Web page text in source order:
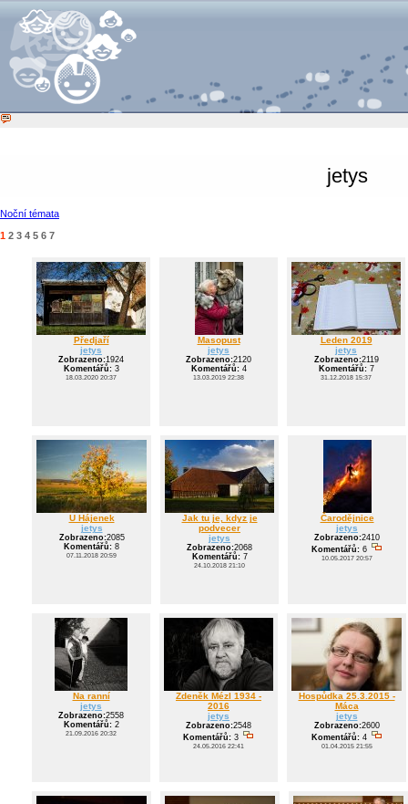
jetys
Noční témata
1 2 3 4 5 6 7
Předjaří
jetys
Zobrazeno:1924
Komentářů:3
18.03.2020 20:37
Masopust
jetys
Zobrazeno:2120
Komentářů:4
13.03.2019 22:38
Leden 2019
jetys
Zobrazeno:2119
Komentářů:7
31.12.2018 15:37
U Hájenek
jetys
Zobrazeno:2085
Komentářů: 8
07.11.2018 20:59
Jak tu je, kdyz je
podvecer
jetys
Zobrazeno:2068
Komentářů:7
24.10.2018 21:10
Čarodějnice
jetys
Zobrazeno:2410
Komentářů: 6
10.05.2017 20:57
Na ranní
jetys
Zobrazeno:2558
Komentářů:2
21.09.2016 20:32
Zdeněk Mézl 1934 -
2016
jetys
Zobrazeno:2548
Komentářů: 3
24.05.2016 22:41
Hospůdka 25.3.2015 -
Máca
jetys
Zobrazeno:2600
Komentářů:4
01.04.2015 21:55